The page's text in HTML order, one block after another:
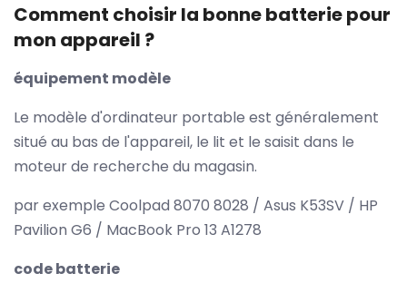
Comment choisir la bonne batterie pour
mon appareil ?
équipement modèle
Le modèle d'ordinateur portable est généralement
situé au bas de l'appareil, le lit et le saisit dans le
moteur de recherche du magasin.
par exemple Coolpad 8070 8028 / Asus K53SV / HP
Pavilion G6 / MacBook Pro 13 A1278
code batterie